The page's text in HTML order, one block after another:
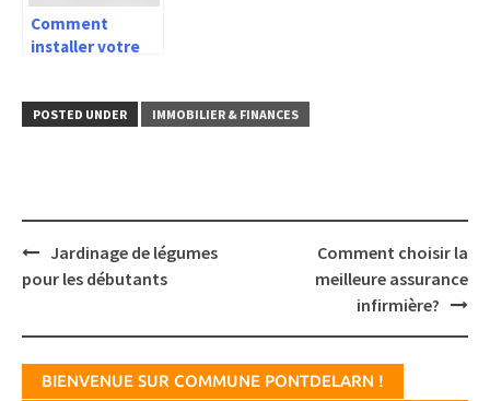
Comment
installer votre
POSTED UNDER IMMOBILIER & FINANCES
Post
navigation
Jardinage de légumes
pour les débutants
Comment choisir la
meilleure assurance
infirmière?
BIENVENUE SUR COMMUNE PONTDELARN !